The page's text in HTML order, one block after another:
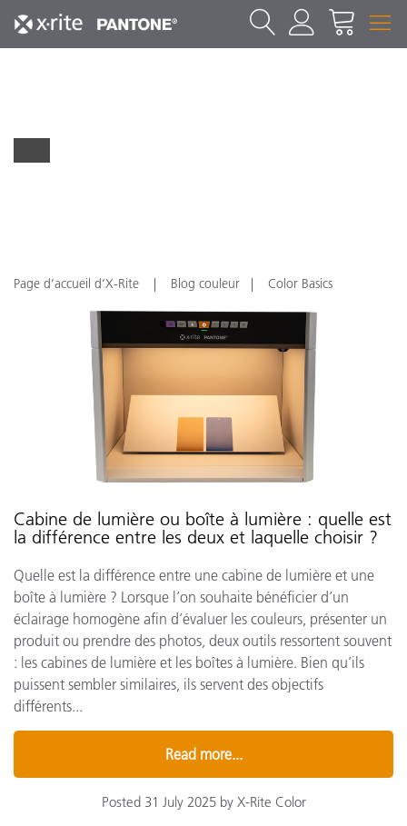
Page d’accueil d’X-Rite Blog couleur Color Basics
Cabine de lumière ou boîte à lumière : quelle est
la différence entre les deux et laquelle choisir ?
Quelle est la différence entre une cabine de lumière et une
boîte à lumière ? Lorsque l’on souhaite bénéficier d’un
éclairage homogène afin d’évaluer les couleurs, présenter un
produit ou prendre des photos, deux outils ressortent souvent
: les cabines de lumière et les boîtes à lumière. Bien qu’ils
puissent sembler similaires, ils servent des objectifs
différents...
Read more...
Posted 31 July 2025 by X-Rite Color